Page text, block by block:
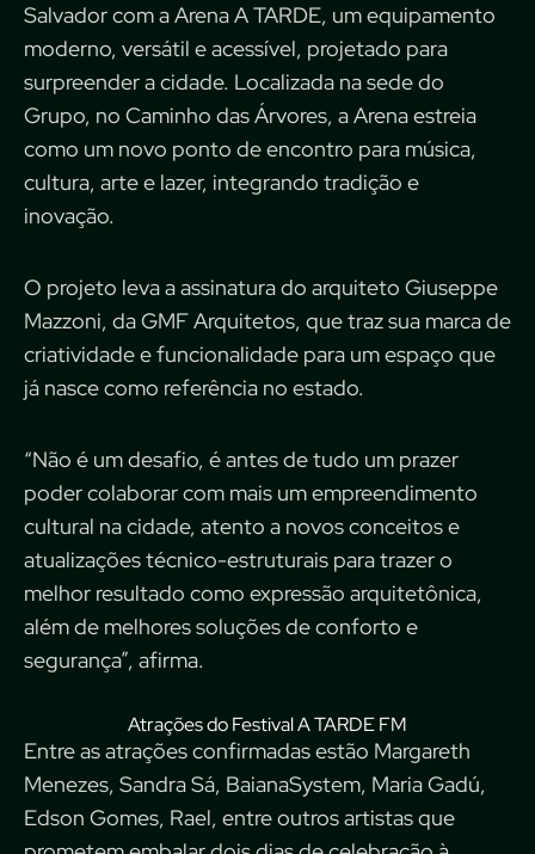
Salvador com a Arena A TARDE, um equipamento
moderno, versátil e acessível, projetado para
surpreender a cidade. Localizada na sede do
Grupo, no Caminho das Árvores, a Arena estreia
como um novo ponto de encontro para música,
cultura, arte e lazer, integrando tradição e
inovação.
O projeto leva a assinatura do arquiteto Giuseppe
Mazzoni, da GMF Arquitetos, que traz sua marca de
criatividade e funcionalidade para um espaço que
já nasce como referência no estado.
“Não é um desafio, é antes de tudo um prazer
poder colaborar com mais um empreendimento
cultural na cidade, atento a novos conceitos e
atualizações técnico-estruturais para trazer o
melhor resultado como expressão arquitetônica,
além de melhores soluções de conforto e
segurança”, afirma.
Atrações do Festival A TARDE FM
Entre as atrações confirmadas estão Margareth
Menezes, Sandra Sá, BaianaSystem, Maria Gadú,
Edson Gomes, Rael, entre outros artistas que